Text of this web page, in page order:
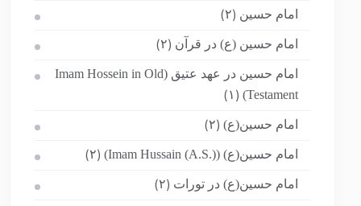
امام حسین (۲)
امام حسین (ع) در قرآن (۲)
امام حسین در عهد عتیق (Imam Hossein in Old
Testament)
(۱)
امام حسین(ع) (۲)
امام حسین(ع) (Imam Hussain (A.S.)) (۲)
امام حسین(ع) در تورات (۲)